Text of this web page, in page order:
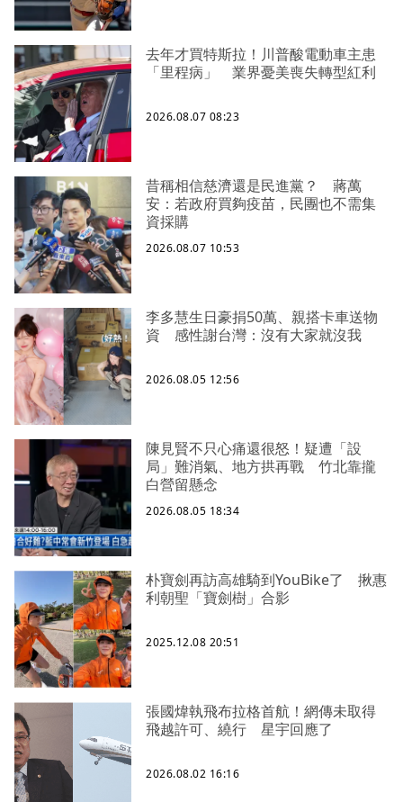
去年才買特斯拉！川普酸電動車主患
「里程病」 業界憂美喪失轉型紅利
2026.08.07 08:23
昔稱相信慈濟還是民進黨？ 蔣萬
安：若政府買夠疫苗，民團也不需集
資採購
2026.08.07 10:53
李多慧生日豪捐50萬、親搭卡車送物
資 感性謝台灣：沒有大家就沒我
2026.08.05 12:56
陳見賢不只心痛還很怒！疑遭「設
局」難消氣、地方拱再戰 竹北靠攏
白營留懸念
2026.08.05 18:34
朴寶劍再訪高雄騎到YouBike了 揪惠
利朝聖「寶劍樹」合影
2025.12.08 20:51
張國煒執飛布拉格首航！網傳未取得
飛越許可、繞行 星宇回應了
2026.08.02 16:16